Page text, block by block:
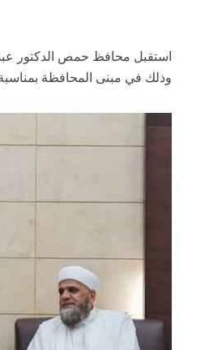
استقبل محافظ حمص الدكتور عبد
وذلك في مبنى المحافظة